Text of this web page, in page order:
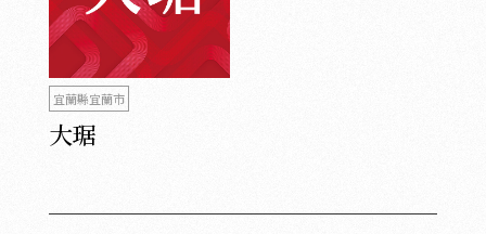
宜蘭縣宜蘭市
大琚